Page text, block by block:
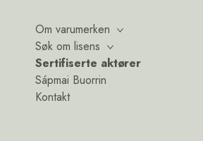
Om varumerken
Søk om lisens
Sertifiserte aktører
Sápmai Buorrin
Kontakt